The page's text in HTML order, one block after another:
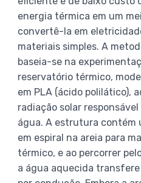
energia térmica em um
convertê-la em
materiais simples. A
baseia-se na
reservatório térmico,
em PLA (ácido polilático),
radiação solar
água. A estrutura contém
em espiral na areia para
térmico, e ao percorrer
a água aquecida